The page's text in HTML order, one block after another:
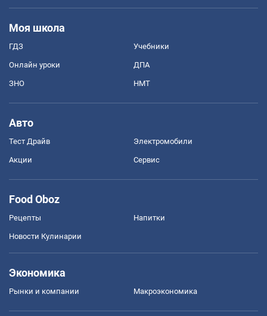
Моя школа
ГДЗ Учебники
Онлайн уроки ДПА
ЗНО НМТ
Авто
Тест Драйв Электромобили
Акции Сервис
Food Oboz
Рецепты Напитки
Новости Кулинарии
Экономика
Рынки и компании Mакроэкономика